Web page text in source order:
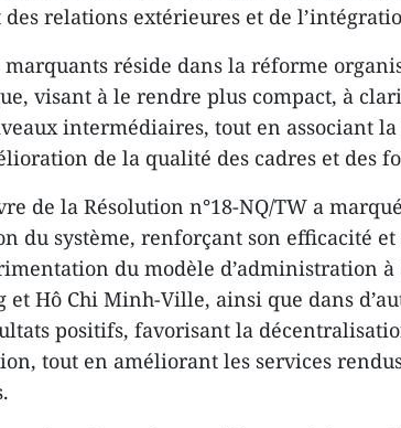
des relations extérieures et de
marquants réside dans la réforme
visant à le rendre plus compact, à
intermédiaires, tout en associant
de la qualité des cadres et des
de la Résolution n°18-NQ/TW a
du système, renforçant son efficacité
du modèle d’administration
et Hô Chi Minh-Ville, ainsi que dans
positifs, favorisant la
tout en améliorant les services